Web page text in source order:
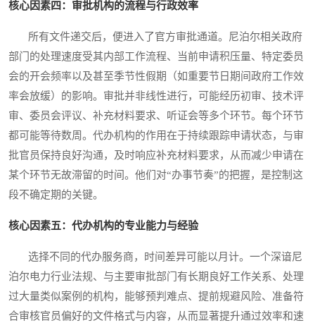
核心因素四：审批机构的流程与行政效率
所有文件递交后，便进入了官方审批通道。尼泊尔相关政府
部门的处理速度受其内部工作流程、当前申请积压量、特定委员
会的开会频率以及甚至季节性假期（如重要节日期间政府工作效
率会放缓）的影响。审批并非线性进行，可能经历初审、技术评
审、委员会评议、补充材料要求、听证会等多个环节。每个环节
都可能等待数周。代办机构的作用在于持续跟踪申请状态，与审
批官员保持良好沟通，及时响应补充材料要求，从而减少申请在
某个环节无故滞留的时间。他们对“办事节奏”的把握，是控制这
段不确定期的关键。
核心因素五：代办机构的专业能力与经验
选择不同的代办服务商，时间差异可能以月计。一个深谙尼
泊尔电力行业法规、与主要审批部门有长期良好工作关系、处理
过大量类似案例的机构，能够预判难点、提前规避风险、准备符
合审核官员偏好的文件格式与内容，从而显著提升通过效率和速